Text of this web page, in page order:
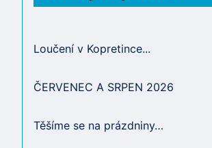
Loučení v Kopretince...
ČERVENEC A SRPEN 2026
Těšíme se na prázdniny…